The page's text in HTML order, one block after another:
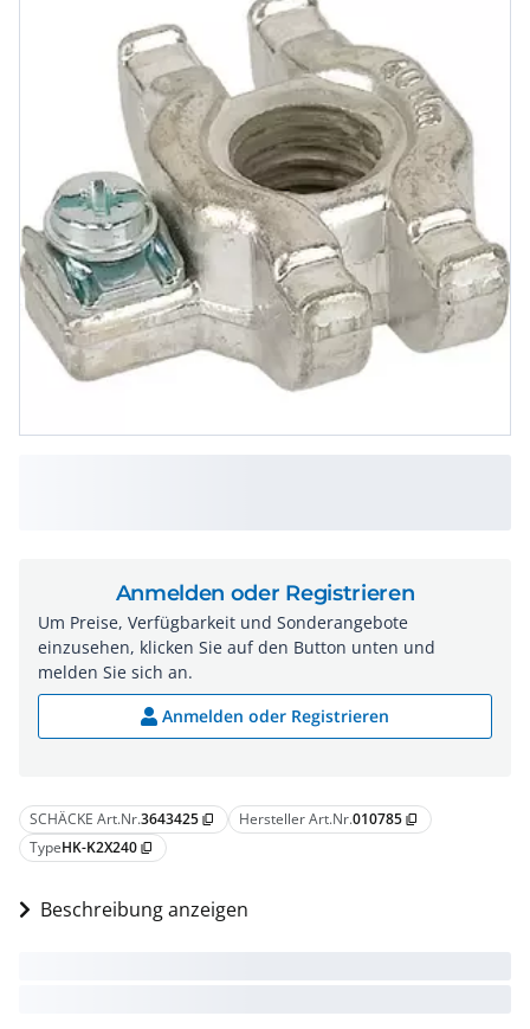
SCHÄCKE Art.Nr.3643425 content_copy Hersteller Art.Nr.010785 content_copy
TypeHK-K2X240 content_copy
Beschreibung anzeigen
Anmelden oder Registrieren
Um Preise, Verfügbarkeit und Sonderangebote
einzusehen, klicken Sie auf den Button unten und
melden Sie sich an.
Anmelden oder Registrieren